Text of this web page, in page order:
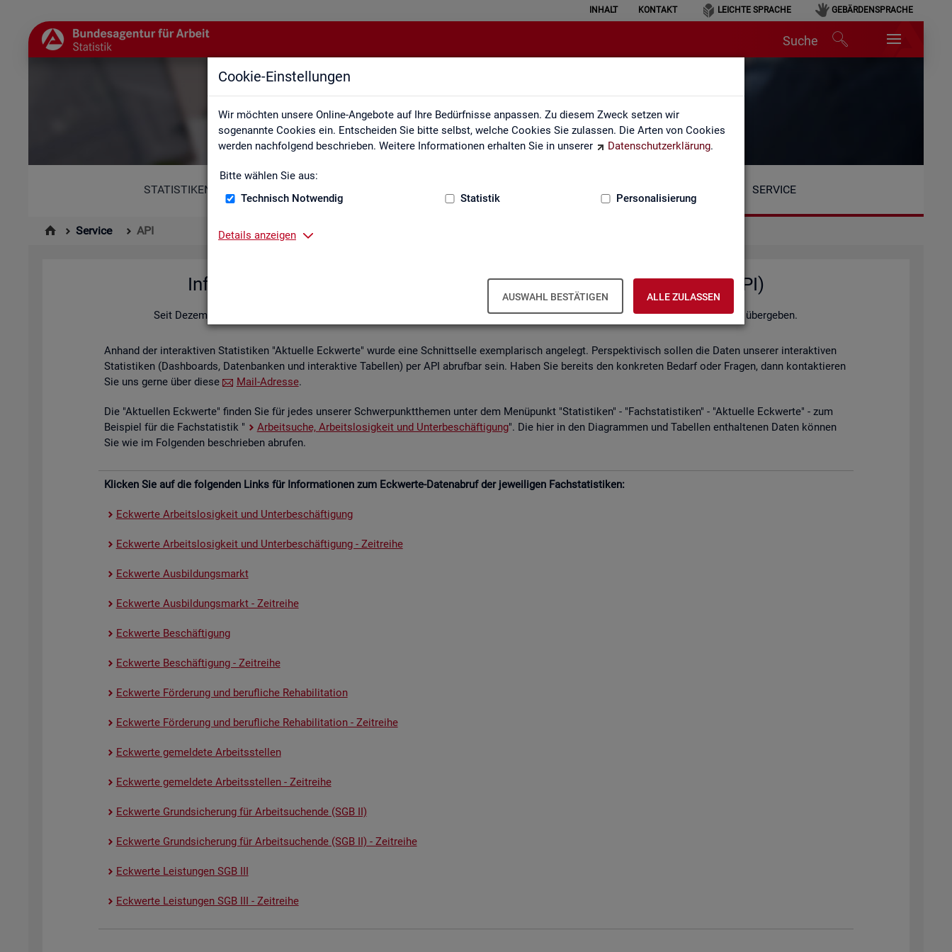
Cookie-Einstellungen
Wir möchten unsere Online-Angebote auf Ihre Bedürfnisse anpassen. Zu diesem Zweck setzen wir
sogenannte Cookies ein. Entscheiden Sie bitte selbst, welche Cookies Sie zulassen. Die Arten von Cookies
werden nachfolgend beschrieben. Weitere Informationen erhalten Sie in unserer
Datenschutzerklärung.
Bitte wählen Sie aus:
Technisch Notwendig
Statistik Personalisierung
Details anzeigen
AUSWAHL BESTÄTIGEN ALLE ZULASSEN
INHALT KONTAKT LEICHTE SPRACHE GEBÄRDENSPRACHE
Suche
API
STATISTIKEN SERVICE
Service API
In­for­ma­tio­nen zu Schnitt­stel­len für au­to­ma­ti­sier­te Da­ten­ab­fra­gen (API)
Seit De­zem­ber 2025 bie­tet die Sta­tis­tik der Bun­des­agen­tur für Ar­beit die Mög­lich­keit, Daten per Schnitt­stel­le au­to­ma­ti­siert zu über­ge­ben.
An­hand der in­ter­ak­ti­ven Sta­tis­ti­ken "Ak­tu­el­le Eck­wer­te" wurde eine Schnitt­sel­le ex­em­pla­risch an­ge­legt. Per­spek­ti­visch sol­len die Daten un­se­rer in­ter­ak­ti­ven
Sta­tis­ti­ken (Da­sh­boards, Da­ten­ban­ken und in­ter­ak­ti­ve Ta­bel­len) per API ab­ruf­bar sein. Haben Sie be­reits den kon­kre­ten Be­darf oder Fra­gen, dann kon­tak­tie­ren
Sie uns gerne über diese
Mail-Adres­se.
Die "Ak­tu­el­len Eck­wer­te" fin­den Sie für jedes un­se­rer Schwer­punkt­the­men unter dem Me­nü­punkt "Sta­tis­ti­ken" - "Fach­sta­tis­ti­ken" - "Ak­tu­el­le Eck­wer­te" - zum
Bei­spiel für die Fach­sta­tis­tik "
Ar­beit­su­che, Ar­beits­lo­sig­keit und Un­ter­be­schäf­ti­gung". Die hier in den Dia­gram­men und Ta­bel­len ent­hal­te­nen Daten kön­nen
Sie wie im Fol­gen­den be­schrie­ben ab­ru­fen.
Kli­cken Sie auf die fol­gen­den Links für In­for­ma­tio­nen zum Eck­wer­te-Da­ten­ab­ruf der je­wei­li­gen Fach­sta­tis­ti­ken:
Eck­wer­te Ar­beits­lo­sig­keit und Un­ter­be­schäf­ti­gung
Eck­wer­te Ar­beits­lo­sig­keit und Un­ter­be­schäf­ti­gung - Zeit­rei­he
Eck­wer­te Aus­bil­dungs­markt
Eck­wer­te Aus­bil­dungs­markt - Zeit­rei­he
Eck­wer­te Be­schäf­ti­gung
Eck­wer­te Be­schäf­ti­gung - Zeit­rei­he
Eck­wer­te För­de­rung und be­ruf­li­che Re­ha­bi­li­ta­ti­on
Eck­wer­te För­de­rung und be­ruf­li­che Re­ha­bi­li­ta­ti­on - Zeit­rei­he
Eck­wer­te ge­mel­de­te Ar­beits­stel­len
Eck­wer­te ge­mel­de­te Ar­beits­stel­len - Zeit­rei­he
Eck­wer­te Grund­si­che­rung für Ar­beit­su­chen­de (SGB II)
Eck­wer­te Grund­si­che­rung für Ar­beit­su­chen­de (SGB II) - Zeit­rei­he
Eck­wer­te Leis­tun­gen SGB III
Eck­wer­te Leis­tun­gen SGB III - Zeit­rei­he